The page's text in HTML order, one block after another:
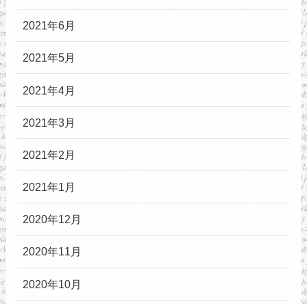
2021年6月
2021年5月
2021年4月
2021年3月
2021年2月
2021年1月
2020年12月
2020年11月
2020年10月